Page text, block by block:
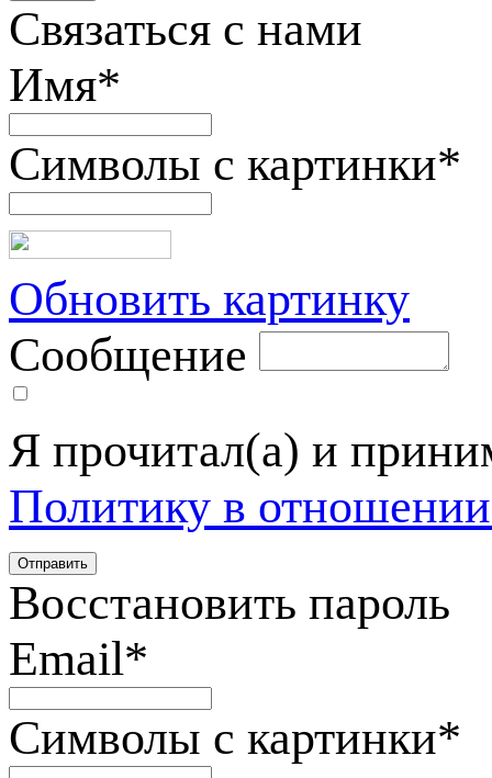
Связаться с нами
Имя*
Символы с картинки*
Обновить картинку
Сообщение
Я прочитал(а) и
Политику в
Восстановить пароль
Email*
Символы с картинки*